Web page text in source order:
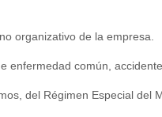
organizativo de la empresa.
enfermedad común,
del Régimen Especial